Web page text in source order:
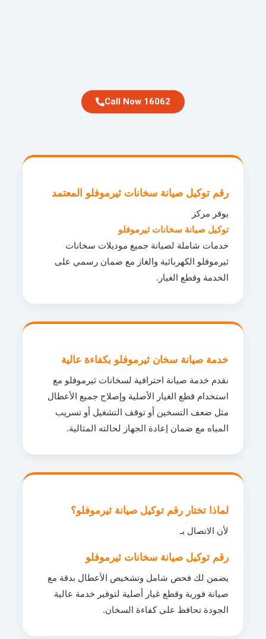
Call Now 16062
رقم توكيل صيانة سخانات ثيرموفلو المعتمد
يوفر مركز
توكيل صيانة سخانات ثيرموفلو
خدمات شاملة لصيانة جميع موديلات سخانات
ثيرموفلو الكهربائية والغاز مع ضمان رسمي على
الخدمة وقطع الغيار.
خدمة صيانة سخان ثيرموفلو بكفاءة عالية
نقدم خدمة صيانة احترافية لسخانات ثيرموفلو مع
استخدام قطع الغيار الأصلية وإصلاح جميع الأعطال
مثل ضعف التسخين أو توقف التشغيل أو تسريب
المياه مع ضمان إعادة الجهاز لحالته المثالية.
لماذا تختار رقم توكيل صيانة ثيرموفلو؟
لأن الاتصال بـ
رقم توكيل صيانة سخانات ثيرموفلو
يضمن لك فحص شامل وتشخيص الأعطال بدقة مع
صيانة فورية وقطع غيار أصلية لتوفير خدمة عالية
الجودة تحافظ على كفاءة السخان.